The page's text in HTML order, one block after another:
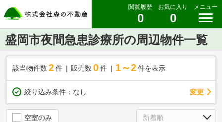
閲覧履歴
0
お気に入り
0
メニュー
盛岡市夜間急患診療所の周辺物件一覧
該当物件数 2件 販売数 0 件 1～2 件を表示
絞り込み条件： なし 変更
空室のみ